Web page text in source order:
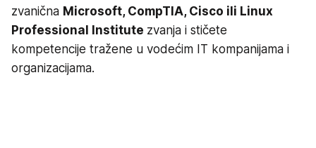
zvanična Microsoft, CompTIA, Cisco ili Linux
Professional Institute zvanja i stičete
kompetencije tražene u vodećim IT kompanijama i
organizacijama.